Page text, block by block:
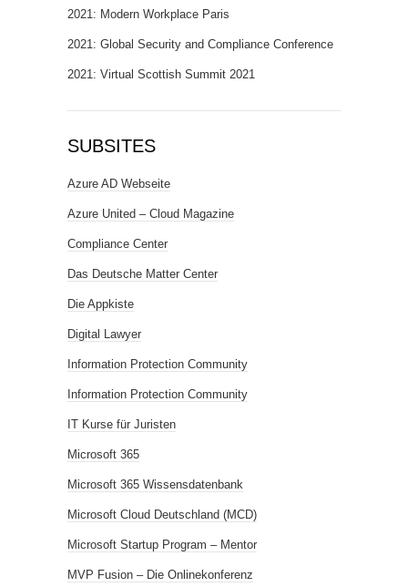
2021: Modern Workplace Paris
2021: Global Security and Compliance Conference
2021: Virtual Scottish Summit 2021
SUBSITES
Azure AD Webseite
Azure United – Cloud Magazine
Compliance Center
Das Deutsche Matter Center
Die Appkiste
Digital Lawyer
Information Protection Community
Information Protection Community
IT Kurse für Juristen
Microsoft 365
Microsoft 365 Wissensdatenbank
Microsoft Cloud Deutschland (MCD)
Microsoft Startup Program – Mentor
MVP Fusion – Die Onlinekonferenz